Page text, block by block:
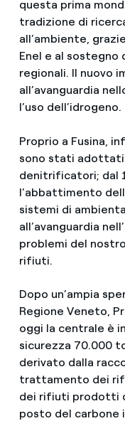
questa prima
tradizione di
all’ambiente,
Enel e al
regionali. Il nuovo
all’avanguardia
l’uso dell’idrogeno.
Proprio a Fusina,
sono stati
denitrificatori; dal
l’abbattimento
sistemi di
all’avanguardia
problemi del
rifiuti.
Dopo un’ampia
Regione Veneto,
oggi la centrale è
sicurezza 70.000
derivato dalla
trattamento dei
dei rifiuti prodotti
posto del carbone